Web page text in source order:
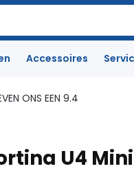
Accessoires
ONS EEN 9.4
U4